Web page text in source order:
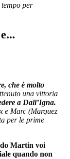
per
che è molto
una vittoria
a Dall’Igna.
e Marc (Marquez
per le prime
Martin voi
quando non